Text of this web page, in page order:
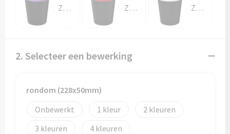
Toilettassen
Waterbestendige tassen
Zwart/Paars Zwart/Rood Zwart/Wit
2. Selecteer een bewerking
rondom (228x50mm)
Onbewerkt
1
2
3
4